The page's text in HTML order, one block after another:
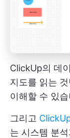
ClickUp의 데
지도를 읽는
이해할 수 있
그리고
는 시스템 분